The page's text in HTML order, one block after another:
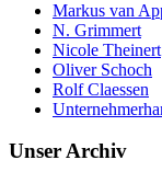
Markus van
N. Grimmert
Nicole Theinert
Oliver Schoch
Rolf Claessen
Unser Archiv